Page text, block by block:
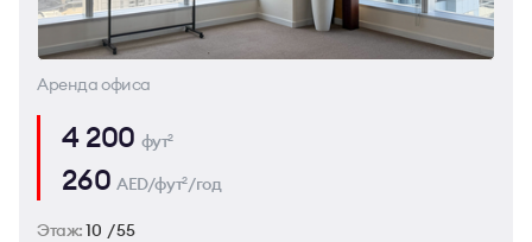
Аренда офиса
4 200 фут2
260AED/фут2/год
Этаж:10 / 55